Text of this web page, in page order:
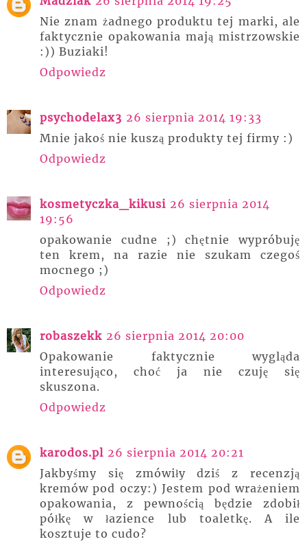
Nie znam żadnego produktu tej marki, ale
faktycznie opakowania mają mistrzowskie
:)) Buziaki!
Odpowiedz
psychodelax3 26 sierpnia 2014 19:33
Mnie jakoś nie kuszą produkty tej firmy :)
Odpowiedz
kosmetyczka_kikusi 26 sierpnia 2014
19:56
opakowanie cudne ;) chętnie wypróbuję
ten krem, na razie nie szukam czegoś
mocnego ;)
Odpowiedz
robaszekk 26 sierpnia 2014 20:00
Opakowanie faktycznie wygląda
interesująco, choć ja nie czuję się
skuszona.
Odpowiedz
karodos.pl 26 sierpnia 2014 20:21
Jakbyśmy się zmówiły dziś z recenzją
kremów pod oczy:) Jestem pod wrażeniem
opakowania, z pewnością będzie zdobił
półkę w łazience lub toaletkę. A ile
kosztuje to cudo?